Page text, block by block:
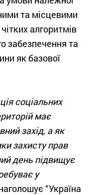
та місцевими
алгоритмів
забезпечення та
як базової
соціальних
має
захід, а як
захисту прав
день підвищує
у
“Україна